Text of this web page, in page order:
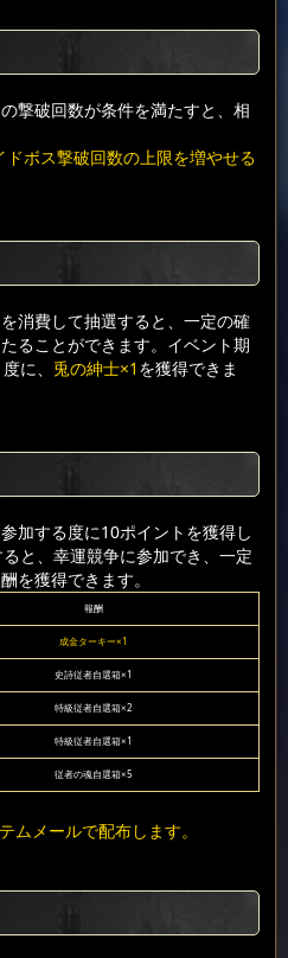
撃破回数が条件を満たすと、相
ボス撃破回数の上限を増やせる
消費して抽選すると、一定の確
ることができます。イベント期
に、 兎の紳士×1 を獲得できま
加する度に10ポイントを獲得し
と、幸運競争に参加でき、一定
を獲得できます。
報酬
成金ターキー×1
史詩従者自選箱×1
特級従者自選箱×2
特級従者自選箱×1
従者の魂自選箱×5
メールで配布します。